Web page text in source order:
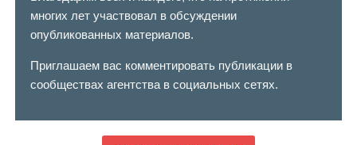
многих лет участвовал в обсуждении
опубликованных материалов.
Приглашаем вас комментировать публикации в
сообществах агентства в социальных сетях.